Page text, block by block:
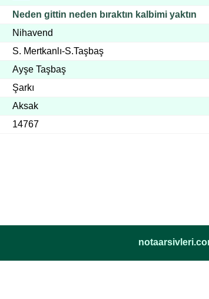
Neden gittin neden bıraktın kalbimi yaktın
Nihavend
S. Mertkanlı-S.Taşbaş
Ayşe Taşbaş
Şarkı
Aksak
14767